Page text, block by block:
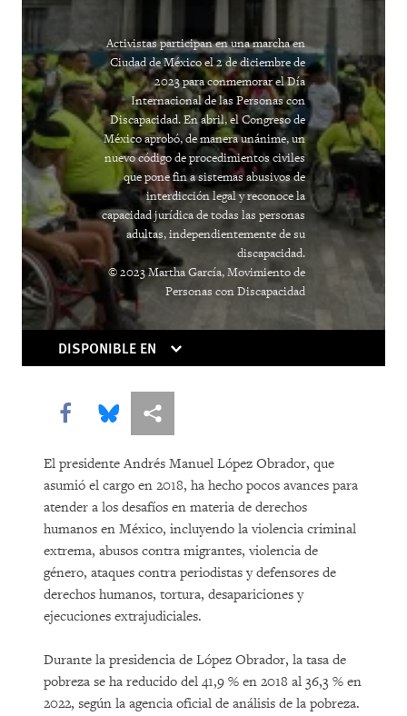
Activistas participan en una marcha en
Ciudad de México el 2 de diciembre de
2023 para conmemorar el Día
Internacional de las Personas con
Discapacidad. En abril, el Congreso de
México aprobó, de manera unánime, un
nuevo código de procedimientos civiles
que pone fin a sistemas abusivos de
interdicción legal y reconoce la
capacidad jurídica de todas las personas
adultas, independientemente de su
discapacidad.
© 2023 Martha García, Movimiento de
Personas con Discapacidad
DISPONIBLE EN
Share this via Facebook
Share this via Bluesky
Share this via Compartir
El presidente Andrés Manuel López Obrador, que
asumió el cargo en 2018, ha hecho pocos avances para
atender a los desafíos en materia de derechos
humanos en México, incluyendo la violencia criminal
extrema, abusos contra migrantes, violencia de
género, ataques contra periodistas y defensores de
derechos humanos, tortura, desapariciones y
ejecuciones extrajudiciales.
Durante la presidencia de López Obrador, la tasa de
pobreza se ha reducido del 41,9 % en 2018 al 36,3 % en
2022, según la agencia oficial de análisis de la pobreza.